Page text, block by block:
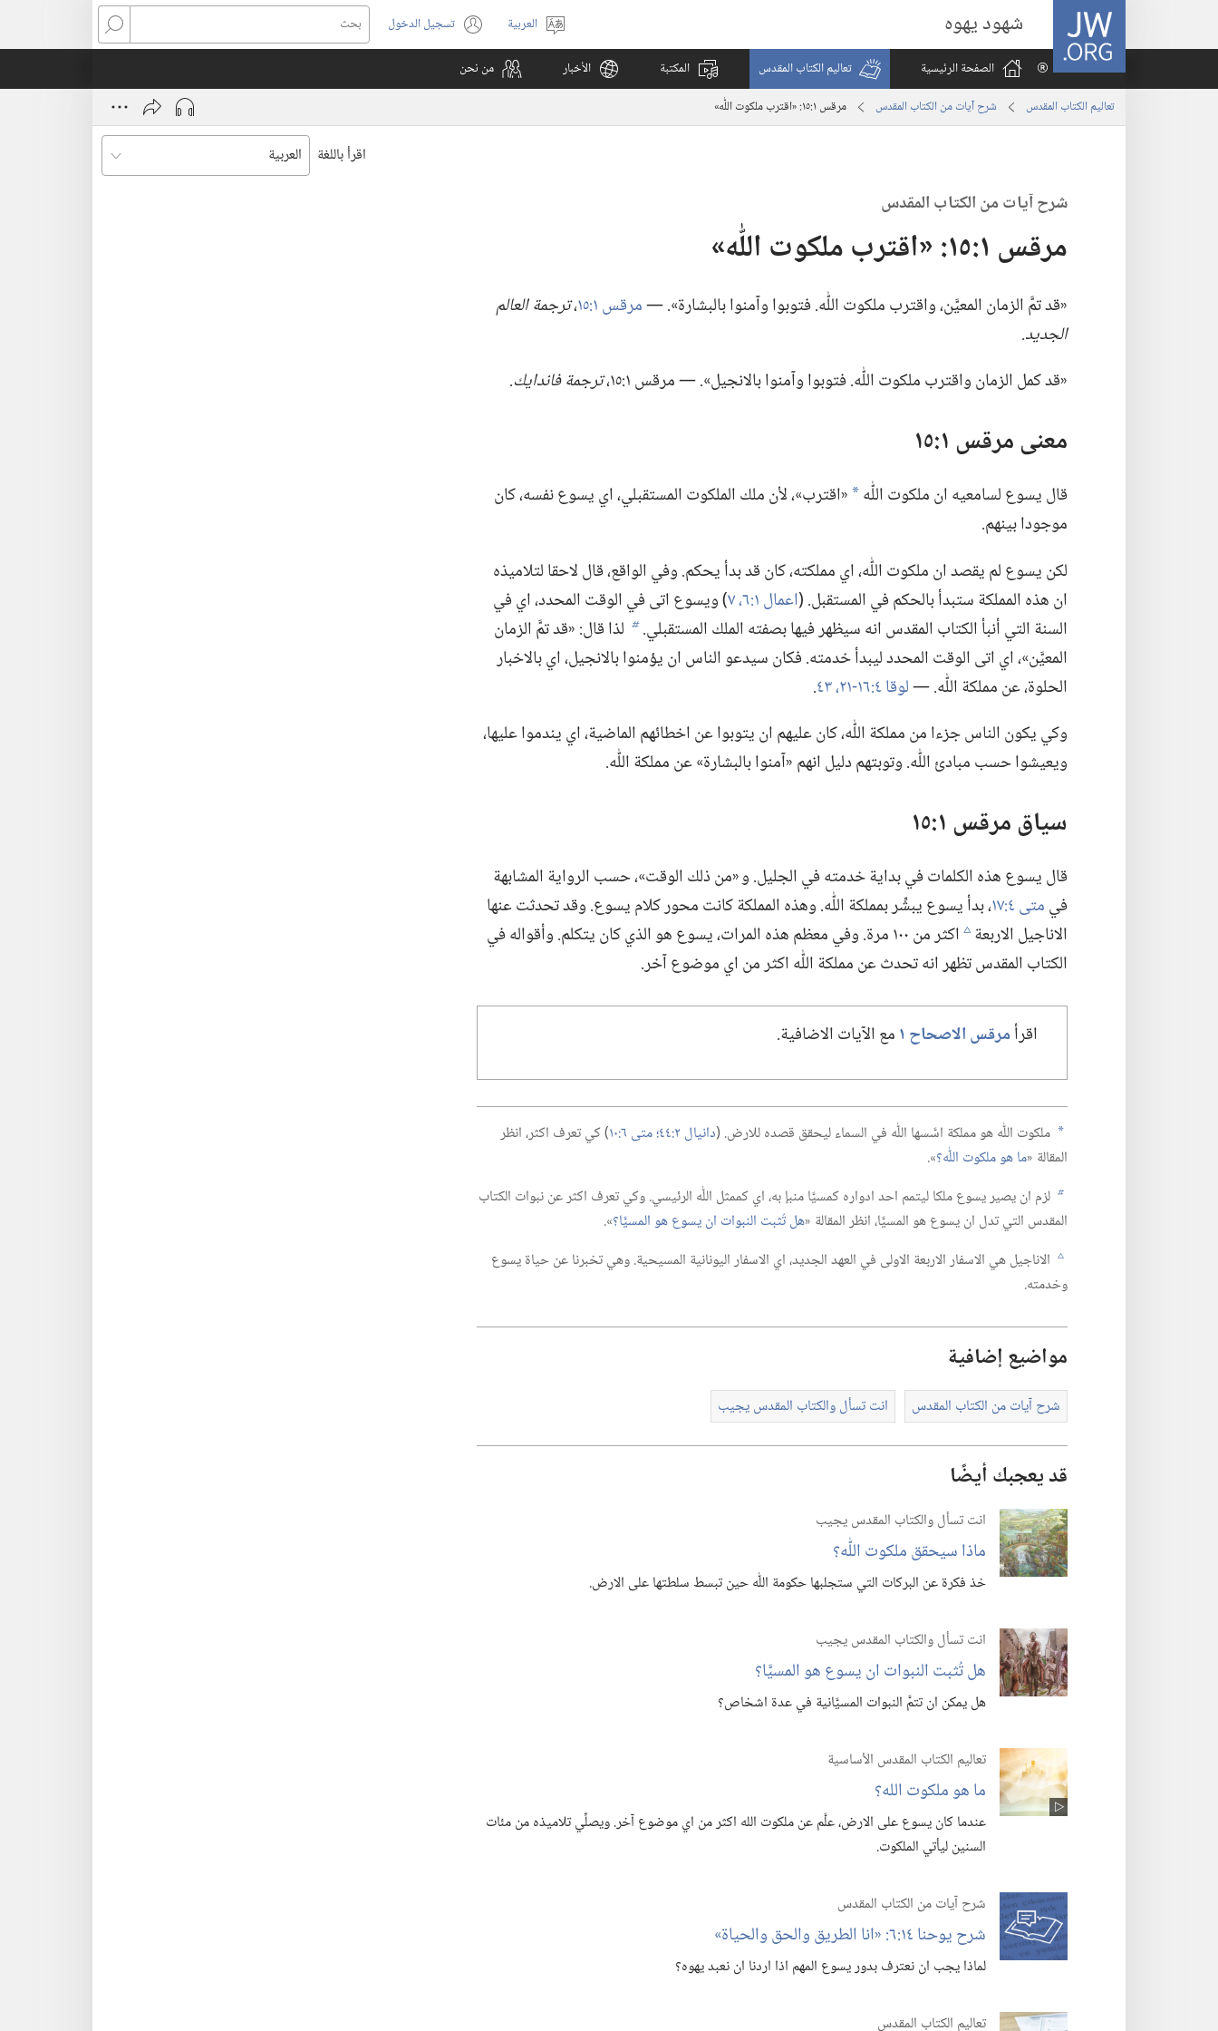
JW.ORG شهود يهوه
اختر
اللغة
العربية تسجيل الدخول
(يفتح
نافذة
بحث
الصفحة الرئيسية
تعاليم الكتاب المقدس المكتبة الأخبار من نحن
تعاليم الكتاب المقدس شرح آيات من الكتاب المقدس مرقس ١:‏١٥:‏ «اقترب ملكوت اللّٰه»‏
اقرأ باللغة
شرح آيات من الكتاب المقدس
مرقس ١:‏١٥:‏ «اقترب ملكوت اللّٰه»‏
‏«قد تمَّ الزمان المعيَّن،‏ واقترب ملكوت اللّٰه.‏ فتوبوا وآمنوا بالبشارة».‏ —‏مرقس ١:‏١٥ ‏،‏ترجمة العالم
الجديد.‏
‏«قد كمل الزمان واقترب ملكوت اللّٰه.‏ فتوبوا وآمنوا بالانجيل».‏ —‏ مرقس ١:‏١٥،‏
ترجمة فاندايك.‏
معنى مرقس ١:‏١٥
قال يسوع لسامعيه ان ملكوت اللّٰه a «اقترب»،‏ لأن ملك الملكوت المستقبلي،‏ اي يسوع نفسه،‏ كان
موجودا بينهم.‏
لكن يسوع لم يقصد ان ملكوت اللّٰه،‏ اي مملكته،‏ كان قد بدأ يحكم.‏ وفي الواقع،‏ قال لاحقا لتلاميذه
ان هذه المملكة ستبدأ بالحكم في المستقبل.‏ (‏اعمال ١:‏٦،‏ ٧
‏)‏ ويسوع اتى في الوقت المحدد،‏ اي في
السنة التي أنبأ الكتاب المقدس انه سيظهر فيها بصفته الملك المستقبلي.‏ b لذا قال:‏ «قد تمَّ الزمان
المعيَّن»،‏ اي اتى الوقت المحدد ليبدأ خدمته.‏ فكان سيدعو الناس ان يؤمنوا بالانجيل،‏ اي بالاخبار
الحلوة،‏ عن مملكة اللّٰه.‏ —‏لوقا ٤:‏١٦-‏٢١،‏
‏.‏
وكي يكون الناس جزءا من مملكة اللّٰه،‏ كان عليهم ان يتوبوا عن اخطائهم الماضية،‏ اي يندموا عليها،‏
ويعيشوا حسب مبادئ اللّٰه.‏ وتوبتهم دليل انهم «آمنوا بالبشارة» عن مملكة اللّٰه.‏
سياق مرقس ١:‏١٥
قال يسوع هذه الكلمات في بداية خدمته في الجليل.‏ و «من ذلك الوقت»،‏ حسب الرواية المشابهة
فيمتى ٤:‏١٧
‏،‏ بدأ يسوع يبشِّر بمملكة اللّٰه.‏ وهذه المملكة كانت محور كلام يسوع.‏ وقد تحدثت عنها
الاناجيل الاربعة c
اكثر من ١٠٠ مرة.‏ وفي معظم هذه المرات،‏ يسوع هو الذي كان يتكلم.‏ وأقواله في
الكتاب المقدس تظهر انه تحدث عن مملكة اللّٰه اكثر من اي موضوع آخر.‏
اقرأمرقس الاصحاح ١ مع الآيات الاضافية.‏
a ملكوت اللّٰه هو مملكة اسَّسها اللّٰه في السماء ليحقق قصده للارض.‏ (‏دانيال ٢:‏٤٤؛‏ متى ٦:‏١٠
‏)‏ كي تعرف اكثر،‏ انظر
المقالة «‏ما هو ملكوت اللّٰه؟‏‏».‏
b لزم ان يصير يسوع ملكا ليتمم احد ادواره كمسيَّا منبإ به،‏ اي كممثل اللّٰه الرئيسي.‏ وكي تعرف اكثر عن نبوات الكتاب
المقدس التي تدل ان يسوع هو المسيَّا،‏ انظر المقالة «‏هل تُثبت النبوات ان يسوع هو المسيَّا؟‏‏».‏
c الاناجيل هي الاسفار الاربعة الاولى في العهد الجديد،‏ اي الاسفار اليونانية المسيحية.‏ وهي تخبرنا عن حياة يسوع
وخدمته.‏
مواضيع إضافية
شرح آيات من الكتاب المقدس انت تسأل والكتاب المقدس يجيب
قد يعجبك أيضًا
انت تسأل والكتاب المقدس يجيب
ماذا سيحقق ملكوت اللّٰه؟‏
خذ فكرة عن البركات التي ستجلبها حكومة اللّٰه حين تبسط سلطتها على الارض.‏
انت تسأل والكتاب المقدس يجيب
هل تُثبت النبوات ان يسوع هو المسيَّا؟‏
هل يمكن ان تتمَّ النبوات المسيَّانية في عدة اشخاص؟‏
تعاليم الكتاب المقدس الأساسية
ما هو ملكوت الله؟‏
عندما كان يسوع على الارض،‏ علَّم عن ملكوت الله اكثر من اي موضوع آخر.‏ ويصلِّي تلاميذه من مئات
السنين ليأتي الملكوت.‏
شرح آيات من الكتاب المقدس
شرح يوحنا ١٤:‏٦:‏ «انا الطريق والحق والحياة»‏
لماذا يجب ان نعترف بدور يسوع المهم اذا اردنا ان نعبد يهوه؟‏
تعاليم الكتاب المقدس